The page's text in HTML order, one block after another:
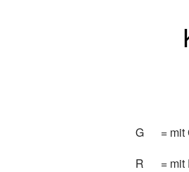
G = mit
R = mit